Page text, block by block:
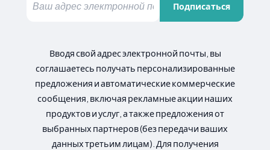
Подписаться
Вводя свой адрес электронной почты, вы
соглашаетесь получать персонализированные
предложения и автоматические коммерческие
сообщения, включая рекламные акции наших
продуктов и услуг, а также предложения от
выбранных партнеров (без передачи ваших
данных третьим лицам). Для получения